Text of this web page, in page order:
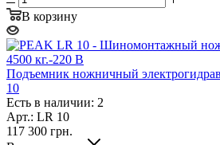
В корзину
Подъемник ножничный
10
Есть в наличии: 2
Арт.: LR 10
117 300 грн.